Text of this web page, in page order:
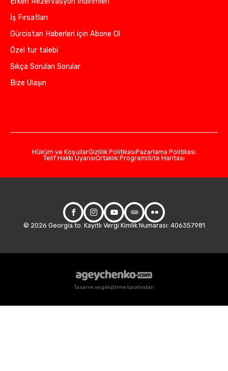
İş Fırsatları
Gürcistan Haberleri için Abone Ol
Özel tur talebi
Sıkça Sorulan Sorular
Bize Ulaşın
Hüküm ve KoşullarGizlilik PolitikasıPazarlama Politikası
Telif Hakkı UyarısıOrtaklık ProgramıSite Haritası
© 2026 Georgia.to. Kayıtlı Vergi Kimlik Numarası: 406357981
Tasarım ve geliştirme tarafından